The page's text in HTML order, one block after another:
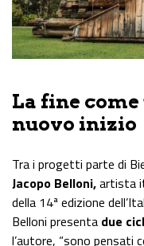
La fine
nuovo inizio
Tra i progetti parte di
Jacopo Belloni,artista
della 14ª edizione
Belloni presenta due
l’autore, “sono pensati